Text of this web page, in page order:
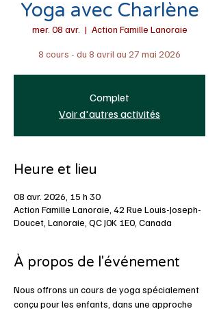
Yoga avec Charlène
mer. 08 avr.
  |
Action Famille Lanoraie
8 cours - du 8 avril au 27 mai 2026
Complet
Voir d'autres activités
Heure et lieu
08 avr. 2026, 15 h 30
Action Famille Lanoraie, 42 Rue Louis-Joseph-
Doucet, Lanoraie, QC J0K 1E0, Canada
À propos de l'événement
Nous offrons un cours de yoga spécialement
conçu pour les enfants, dans une approche